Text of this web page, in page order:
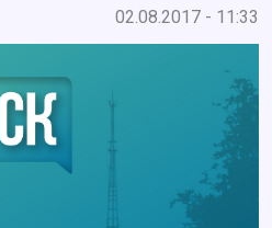
02.08.2017 - 11:33